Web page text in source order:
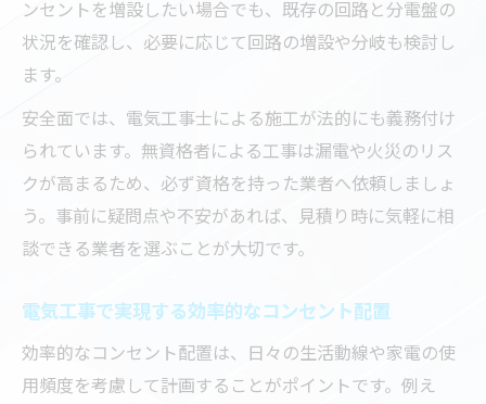
ンセントを増設したい場合でも、既存の回路と分電盤の
状況を確認し、必要に応じて回路の増設や分岐も検討し
ます。
安全面では、電気工事士による施工が法的にも義務付け
られています。無資格者による工事は漏電や火災のリス
クが高まるため、必ず資格を持った業者へ依頼しましょ
う。事前に疑問点や不安があれば、見積り時に気軽に相
談できる業者を選ぶことが大切です。
電気工事で実現する効率的なコンセント配置
効率的なコンセント配置は、日々の生活動線や家電の使
用頻度を考慮して計画することがポイントです。例え